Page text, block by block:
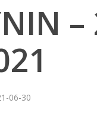
06-30